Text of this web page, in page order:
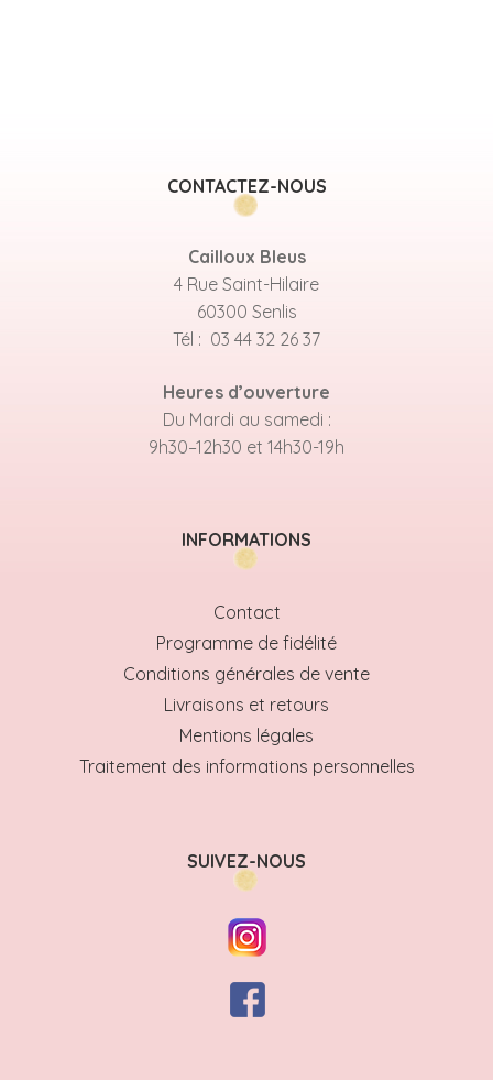
CONTACTEZ-NOUS
Cailloux Bleus
4 Rue Saint-Hilaire
60300 Senlis
Tél : 03 44 32 26 37
Heures d’ouverture
Du Mardi au samedi :
9h30–12h30 et 14h30-19h
INFORMATIONS
Contact
Programme de fidélité
Conditions générales de vente
Livraisons et retours
Mentions légales
Traitement des informations personnelles
SUIVEZ-NOUS